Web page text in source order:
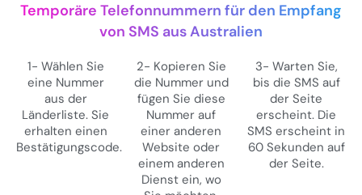
Temporäre Telefonnummern für den Empfang
von SMS aus Australien
1- Wählen Sie
eine Nummer
aus der
Länderliste. Sie
erhalten einen
Bestätigungscode.
2- Kopieren Sie
die Nummer und
fügen Sie diese
Nummer auf
einer anderen
Website oder
einem anderen
Dienst ein, wo
3- Warten Sie,
bis die SMS auf
der Seite
erscheint. Die
SMS erscheint in
60 Sekunden auf
der Seite.